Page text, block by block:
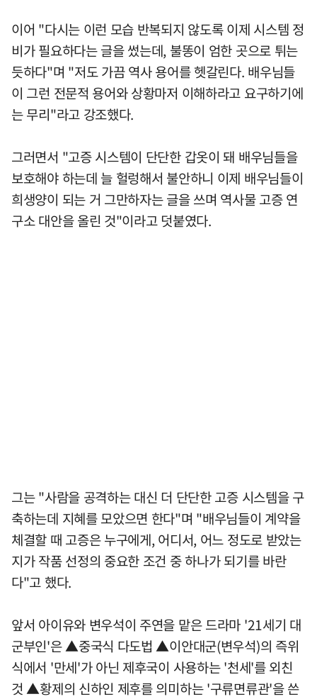
이어 "다시는 이런 모습 반복되지 않도록 이제 시스템 정
비가 필요하다는 글을 썼는데, 불똥이 엄한 곳으로 튀는
듯하다"며 "저도 가끔 역사 용어를 헷갈린다. 배우님들
이 그런 전문적 용어와 상황마저 이해하라고 요구하기에
는 무리"라고 강조했다.
그러면서 "고증 시스템이 단단한 갑옷이 돼 배우님들을
보호해야 하는데 늘 헐렁해서 불안하니 이제 배우님들이
희생양이 되는 거 그만하자는 글을 쓰며 역사물 고증 연
구소 대안을 올린 것"이라고 덧붙였다.
그는 "사람을 공격하는 대신 더 단단한 고증 시스템을 구
축하는데 지혜를 모았으면 한다"며 "배우님들이 계약을
체결할 때 고증은 누구에게, 어디서, 어느 정도로 받았는
지가 작품 선정의 중요한 조건 중 하나가 되기를 바란
다"고 했다.
앞서 아이유와 변우석이 주연을 맡은 드라마 '21세기 대
군부인'은 ▲중국식 다도법 ▲이안대군(변우석)의 즉위
식에서 '만세'가 아닌 제후국이 사용하는 '천세'를 외친
것 ▲황제의 신하인 제후를 의미하는 '구류면류관'을 쓴